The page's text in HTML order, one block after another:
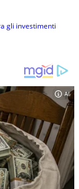
gli investimenti